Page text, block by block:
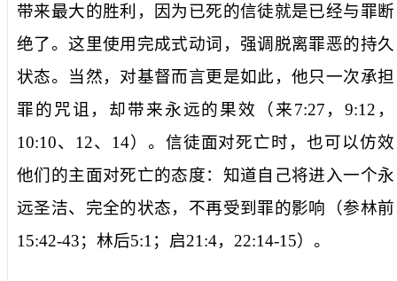
带来最大的胜利，因为已死的信徒就是已经与罪断
绝了。这里使用完成式动词，强调脱离罪恶的持久
状态。当然，对基督而言更是如此，他只一次承担
罪的咒诅，却带来永远的果效（来7:27 ，9:12 ，
10:10、 12、 14）。信徒面对死亡时，也可以仿效
他们的主面对死亡的态度：知道自己将进入一个永
远圣洁、完全的状态，不再受到罪的影响（参林前
15:42-43；林后5:1 ；启21:4， 22:14-15）。